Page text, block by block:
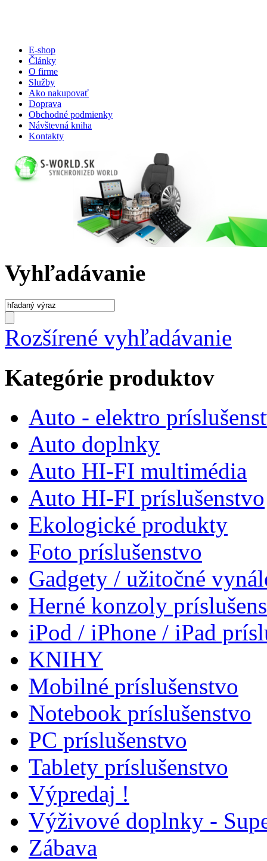
E-shop
Články
O firme
Služby
Ako nakupovať
Doprava
Obchodné podmienky
Návštevná kniha
Kontakty
Vyhľadávanie
Rozšírené vyhľadávanie
Kategórie produktov
Auto - elektro
Auto doplnky
Auto HI-FI multimédia
Auto HI-FI príslušenstvo
Ekologické produkty
Foto príslušenstvo
Gadgety / užitočné
Herné konzoly
iPod / iPhone / iPad
KNIHY
Mobilné príslušenstvo
Notebook príslušenstvo
PC príslušenstvo
Tablety príslušenstvo
Výpredaj !
Výživové doplnky -
Zábava